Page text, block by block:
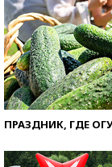
ПРАЗДНИК, ГДЕ